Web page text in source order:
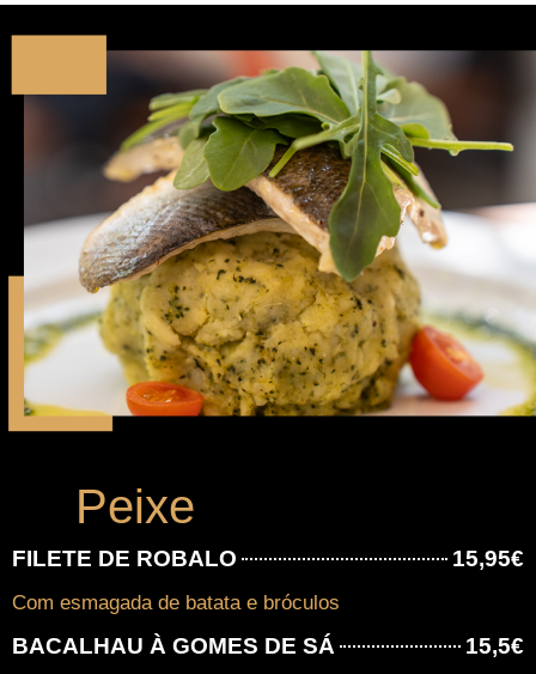
Peixe
FILETE DE ROBALO 15,95€
Com esmagada de batata e bróculos
BACALHAU À GOMES DE SÁ 15,5€